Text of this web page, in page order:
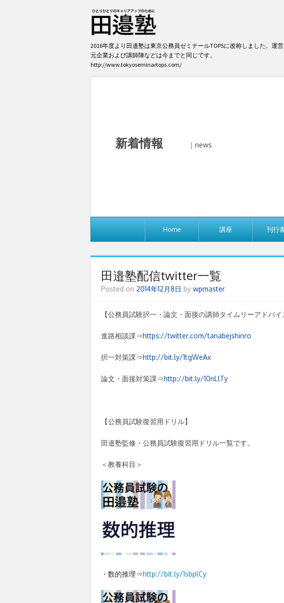
2016年度より田邉塾は東京公務員ゼミナールTOPSに改称しました。運営
元企業および講師陣などは今までと同じです。
http://www.tokyoseminartops.com/
新着情報 ｜news
Home 講座 刊行
田邉塾配信twitter一覧
Posted on 2014年12月8日 by wpmaster
【公務員試験択一・論文・面接の講師タイムリーアドバイ
進路相談課⇒https://twitter.com/tanabejshinro
択一対策課⇒http://bit.ly/1tgWeAx
論文・面接対策課⇒http://bit.ly/10nLlTy
【公務員試験復習用ドリル】
田邉塾監修・公務員試験復習用ドリル一覧です。
＜教養科目＞
・数的推理⇒http://bit.ly/1sbplCy